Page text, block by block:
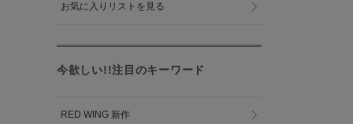
お気に入りリストを見る
今欲しい!!注目のキーワード
RED WING 新作